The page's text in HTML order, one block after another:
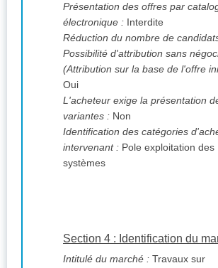
Présentation des offres par
électronique : Interdite
Réduction du nombre de
Possibilité d'attribution sans
(Attribution sur la
Oui
L'acheteur exige la présentation
variantes : Non
Identification des catégories
intervenant : Pole exploitation des
systèmes
Section 4 : Identification du
Intitulé du marché : Travaux sur